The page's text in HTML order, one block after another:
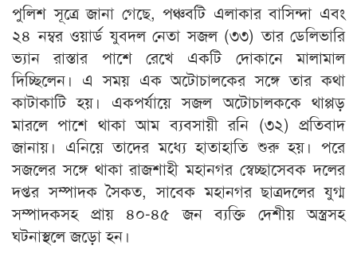
পুলিশ সূত্রে জানা গেছে, পঞ্চবটি এলাকার বাসিন্দা এবং
২৪ নম্বর ওয়ার্ড যুবদল নেতা সজল (৩৩) তার ডেলিভারি
ভ্যান রাস্তার পাশে রেখে একটি দোকানে মালামাল
দিচ্ছিলেন। এ সময় এক অটোচালকের সঙ্গে তার কথা
কাটাকাটি হয়। একপর্যায়ে সজল অটোচালককে থাপ্পড়
মারলে পাশে থাকা আম ব্যবসায়ী রনি (৩২) প্রতিবাদ
জানায়। এনিয়ে তাদের মধ্যে হাতাহাতি শুরু হয়। পরে
সজলের সঙ্গে থাকা রাজশাহী মহানগর স্বেচ্ছাসেবক দলের
দপ্তর সম্পাদক সৈকত, সাবেক মহানগর ছাত্রদলের যুগ্ম
সম্পাদকসহ প্রায় ৪০-৪৫ জন ব্যক্তি দেশীয় অস্ত্রসহ
ঘটনাস্থলে জড়ো হন।